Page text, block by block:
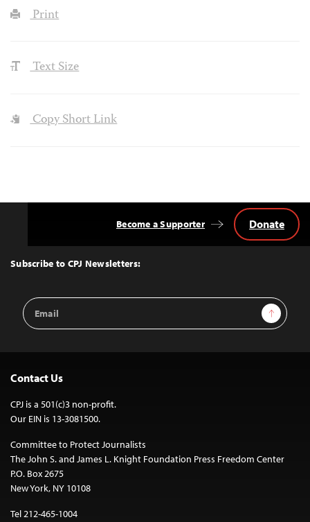
Print
Text Size
Copy Short Link
Top
Subscribe to CPJ Newsletters:
Email
Address
Sign Up
Become a Supporter Donate
Contact Us
CPJ is a 501(c)3 non-profit.
Our EIN is 13-3081500.
Committee to Protect Journalists
The John S. and James L. Knight Foundation Press Freedom Center
P.O. Box 2675
New York, NY 10108
Tel 212-465-1004